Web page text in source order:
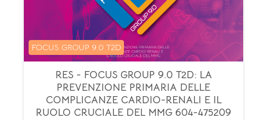
RES - FOCUS GROUP 9.0 T2D: LA
PREVENZIONE PRIMARIA DELLE
COMPLICANZE CARDIO-RENALI E IL
RUOLO CRUCIALE DEL MMG 604-475209
Categoria di corsi
FOCUS GROUP 9.0 T2D